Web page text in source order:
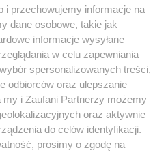
i przechowujemy informacje na
dane osobowe, takie jak
informacje wysyłane
w celu zapewniania
spersonalizowanych treści,
odbiorców oraz ulepszanie
my i Zaufani Partnerzy możemy
oraz aktywnie
do celów identyfikacji.
prosimy o zgodę na